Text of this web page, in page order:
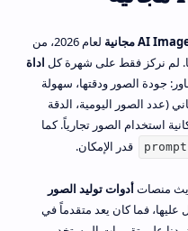
لعام 2026، من
لم نركز فقط على شهرة كل اداة
جودة الصور ودقتها، سهولة
(عدد الصور اليومية، الدقة
استخدام الصور تجارياً. كما
قدر الإمكان.
منصاتأدوات توليد الصور
عليها، فما كان يعد متقدماً في